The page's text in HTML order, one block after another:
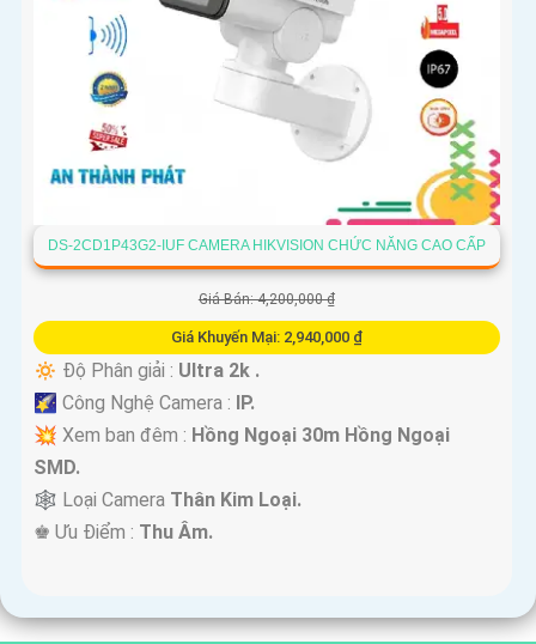
DS-2CD1P43G2-IUF CAMERA HIKVISION CHỨC NĂNG CAO CẤP
Giá Bán: 4,200,000 ₫
Giá Khuyến Mại: 2,940,000 ₫
🔅 Độ Phân giải : Ultra 2k .
🌠 Công Nghệ Camera :
IP.
💥 Xem ban đêm : Hồng Ngoại 30m Hồng Ngoại
SMD.
🕸️ Loại Camera Thân Kim Loại.
️♚ Ưu Điểm : Thu Âm.